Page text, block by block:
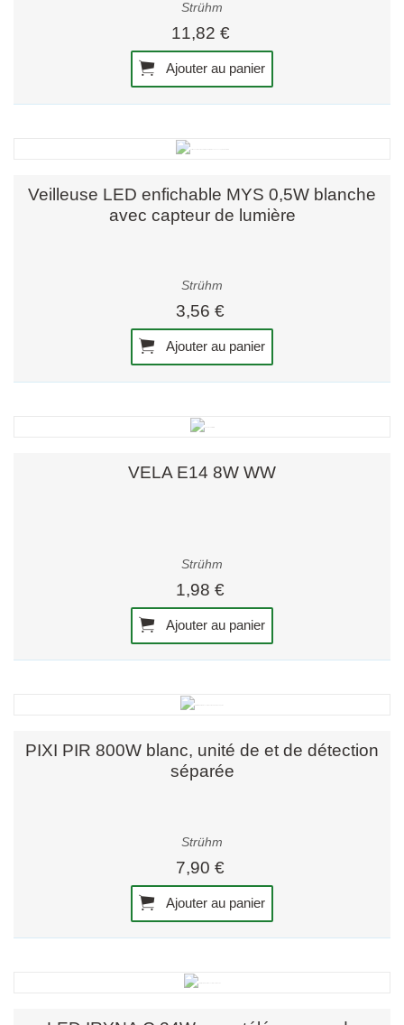
Strühm
11,82 €
Ajouter au panier
Veilleuse LED enfichable MYS 0,5W blanche
avec capteur de lumière
Strühm
3,56 €
Ajouter au panier
VELA E14 8W WW
Strühm
1,98 €
Ajouter au panier
PIXI PIR 800W blanc, unité de et de détection
séparée
Strühm
7,90 €
Ajouter au panier